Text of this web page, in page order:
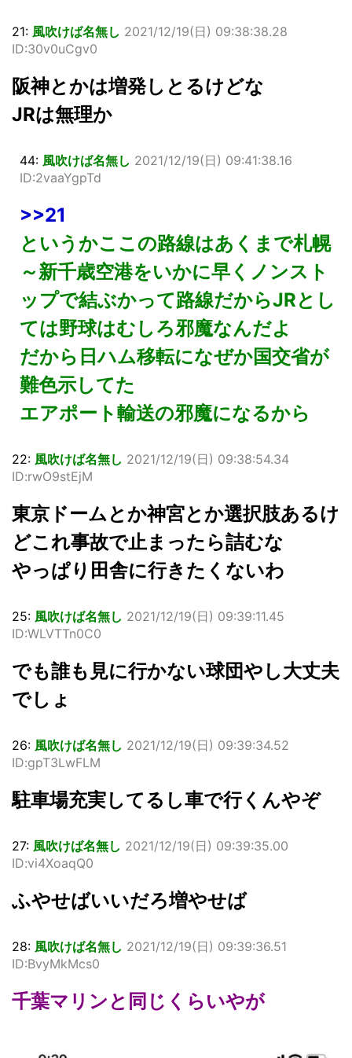
21: 風吹けば名無し 2021/12/19(日) 09:38:38.28
ID:30v0uCgv0
阪神とかは増発しとるけどな
JRは無理か
44: 風吹けば名無し 2021/12/19(日) 09:41:38.16
ID:2vaaYgpTd
>>21
というかここの路線はあくまで札幌
～新千歳空港をいかに早くノンスト
ップで結ぶかって路線だからJRとし
ては野球はむしろ邪魔なんだよ
だから日ハム移転になぜか国交省が
難色示してた
エアポート輸送の邪魔になるから
22: 風吹けば名無し 2021/12/19(日) 09:38:54.34
ID:rwO9stEjM
東京ドームとか神宮とか選択肢あるけ
どこれ事故で止まったら詰むな
やっぱり田舎に行きたくないわ
25: 風吹けば名無し 2021/12/19(日) 09:39:11.45
ID:WLVTTn0C0
でも誰も見に行かない球団やし大丈夫
でしょ
26: 風吹けば名無し 2021/12/19(日) 09:39:34.52
ID:gpT3LwFLM
駐車場充実してるし車で行くんやぞ
27: 風吹けば名無し 2021/12/19(日) 09:39:35.00
ID:vi4XoaqQ0
ふやせばいいだろ増やせば
28: 風吹けば名無し 2021/12/19(日) 09:39:36.51
ID:BvyMkMcs0
千葉マリンと同じくらいやが